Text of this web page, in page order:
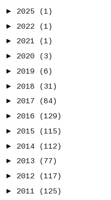
► 2025
(1)
► 2022
(1)
► 2021
(1)
► 2020
(3)
► 2019
(6)
► 2018
(31)
► 2017
(84)
► 2016
(129)
► 2015
(115)
► 2014
(112)
► 2013
(77)
► 2012
(117)
► 2011
(125)